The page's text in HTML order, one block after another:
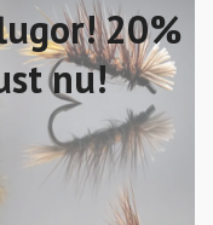
20%
nu!